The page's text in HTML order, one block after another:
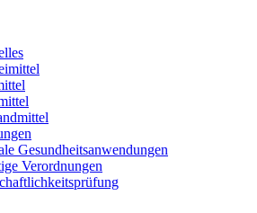
Gesundheitsanwendungen
Verordnungen